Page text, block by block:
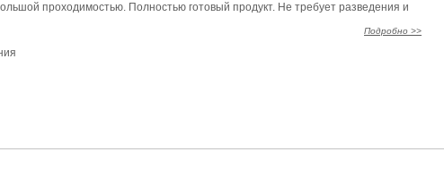
проходимостью. Полностью готовый продукт. Не требует разведения и
Подробно >>